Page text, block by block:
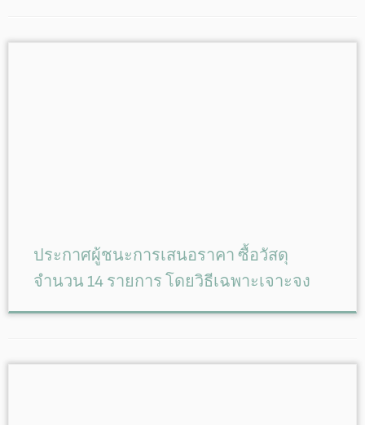
ประกาศผู้ชนะการเสนอราคา ซื้อวัสดุ
จำนวน 14 รายการ โดยวิธีเฉพาะเจาะจง